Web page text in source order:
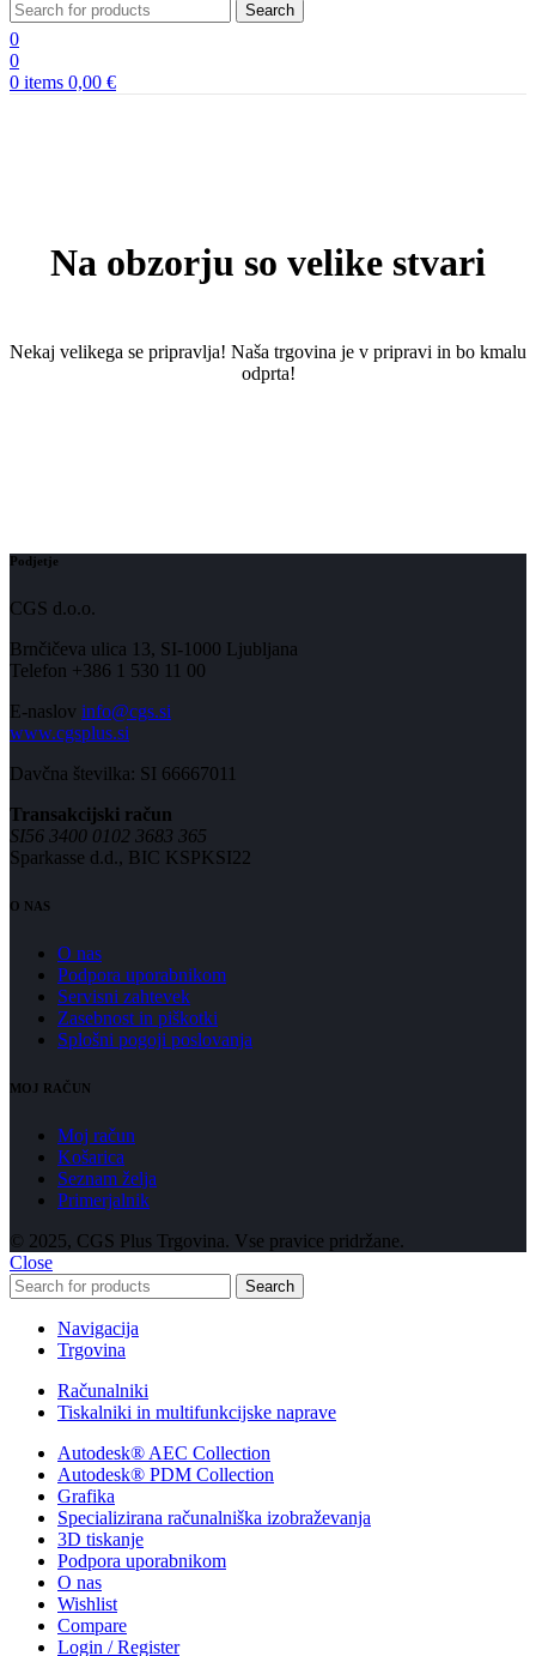
Search
0
0
0 items 0,00 €
Na obzorju so velike stvari
Nekaj ​​velikega se pripravlja! Naša trgovina je v pripravi in ​​bo kmalu
odprta!
Podjetje
CGS d.o.o.
Brnčičeva ulica 13, SI-1000 Ljubljana
Telefon +386 1 530 11 00
E-naslov info@cgs.si
www.cgsplus.si
Davčna številka: SI 66667011
Transakcijski račun
SI56 3400 0102 3683 365
Sparkasse d.d., BIC KSPKSI22
O NAS
O nas
Podpora uporabnikom
Servisni zahtevek
Zasebnost in piškotki
Splošni pogoji poslovanja
MOJ RAČUN
Moj račun
Košarica
Seznam želja
Primerjalnik
© 2025, CGS Plus Trgovina. Vse pravice pridržane.
Close
Search
Navigacija
Trgovina
Računalniki
Tiskalniki in multifunkcijske naprave
Autodesk® AEC Collection
Autodesk® PDM Collection
Grafika
Specializirana računalniška izobraževanja
3D tiskanje
Podpora uporabnikom
O nas
Wishlist
Compare
Login / Register